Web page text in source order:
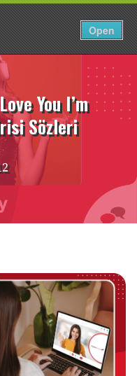
Open
Yap TR
You I’m
Sözleri